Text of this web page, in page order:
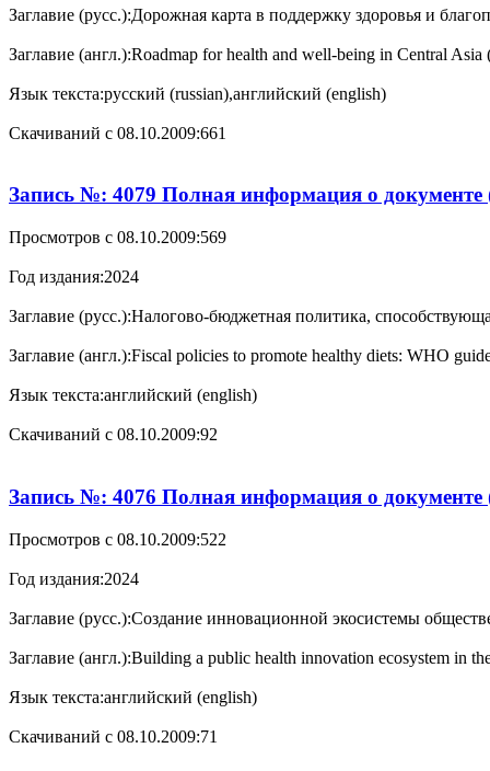
Заглавие (русс.):Дорожная карта в поддержку здоровья и
Заглавие (англ.):Roadmap for health and well-being in Central Asia
Язык текста:русский (russian),английский (english)
Cкачиваний с 08.10.2009:661
Запись №: 4079 Полная информация о документе
Просмотров с 08.10.2009:569
Год издания:2024
Заглавие (русс.):Налогово-бюджетная политика,
Заглавие (англ.):Fiscal policies to promote healthy diets: WHO
Язык текста:английский (english)
Cкачиваний с 08.10.2009:92
Запись №: 4076 Полная информация о документе
Просмотров с 08.10.2009:522
Год издания:2024
Заглавие (русс.):Создание инновационной экосистемы
Заглавие (англ.):Building a public health innovation ecosystem in
Язык текста:английский (english)
Cкачиваний с 08.10.2009:71